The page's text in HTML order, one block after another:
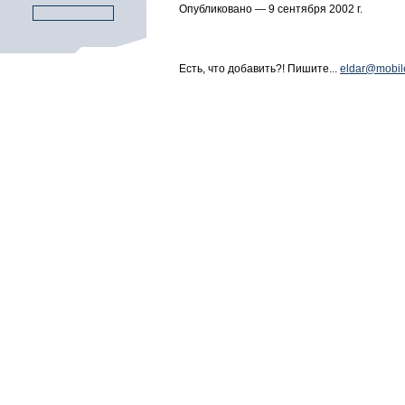
Опубликовано — 9 сентября 2002 г.
Есть, что добавить?! Пишите...